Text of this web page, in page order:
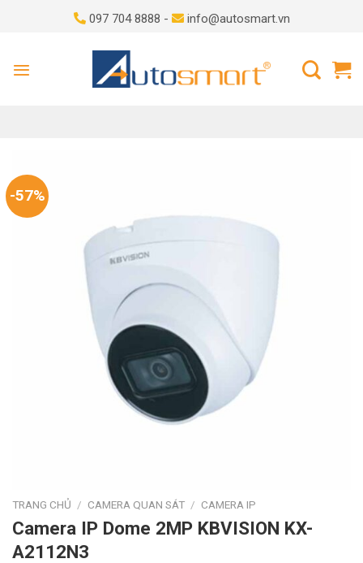
097 704 8888 - info@autosmart.vn
-57%
TRANG CHỦ / CAMERA QUAN SÁT / CAMERA IP
Camera IP Dome 2MP KBVISION KX-
A2112N3